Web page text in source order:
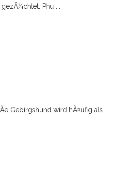
Phu ...
Gebirgshund wird hÃ¤ufig als